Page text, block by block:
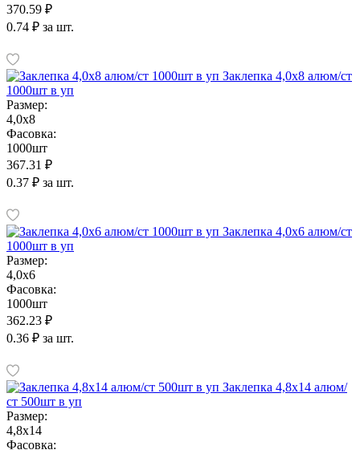
370.59 ₽
0.74 ₽ за шт.
Заклепка 4,0х8 алюм/ст
1000шт в уп
Размер:
4,0х8
Фасовка:
1000шт
367.31 ₽
0.37 ₽ за шт.
Заклепка 4,0х6 алюм/ст
1000шт в уп
Размер:
4,0х6
Фасовка:
1000шт
362.23 ₽
0.36 ₽ за шт.
Заклепка 4,8х14 алюм/
ст 500шт в уп
Размер:
4,8х14
Фасовка: